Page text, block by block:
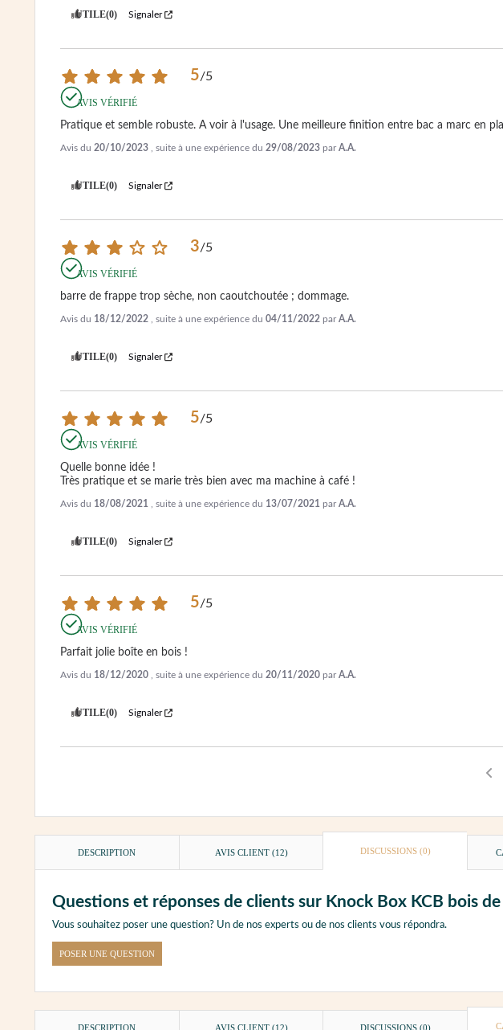
UTILE(0) Signaler
5/5
AVIS VÉRIFIÉ
Pratique et semble robuste. A voir à l'usage. Une meilleure finition entre bac a marc en
Avis du 20/10/2023 , suite à une expérience du 29/08/2023 parA.A.
UTILE(0) Signaler
3/5
AVIS VÉRIFIÉ
barre de frappe trop sèche, non caoutchoutée ; dommage.
Avis du 18/12/2022 , suite à une expérience du 04/11/2022 parA.A.
UTILE(0) Signaler
5/5
AVIS VÉRIFIÉ
Quelle bonne idée !
Très pratique et se marie très bien avec ma machine à café !
Avis du 18/08/2021 , suite à une expérience du 13/07/2021 parA.A.
UTILE(0) Signaler
5/5
AVIS VÉRIFIÉ
Parfait jolie boîte en bois !
Avis du 18/12/2020 , suite à une expérience du 20/11/2020 parA.A.
UTILE(0) Signaler
DESCRIPTION AVIS CLIENT (12) DISCUSSIONS (0)
Questions et réponses de clients sur Knock Box KCB bois
Vous souhaitez poser une question? Un de nos experts ou de nos clients vous répondra.
POSER UNE QUESTION
DESCRIPTION AVIS CLIENT (12) DISCUSSIONS (0)